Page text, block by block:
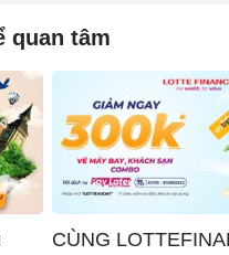
quan tâm
CÙNG